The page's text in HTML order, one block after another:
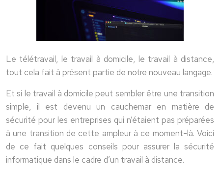
Le télétravail, le travail à domicile, le travail à distance,
tout cela fait à présent partie de notre nouveau langage.
Et si le travail à domicile peut sembler être une transition
simple, il est devenu un cauchemar en matière de
sécurité pour les entreprises qui n’étaient pas préparées
à une transition de cette ampleur à ce moment-là. Voici
de ce fait quelques conseils pour assurer la sécurité
informatique dans le cadre d’un travail à distance.